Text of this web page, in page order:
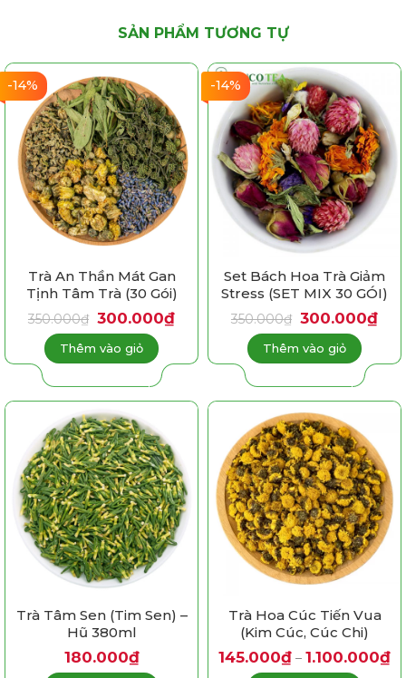
SẢN PHẨM TƯƠNG TỰ
-14%
Trà An Thần Mát Gan
Tịnh Tâm Trà (30 Gói)
350.000₫ Giá
gốc
là:
350.000₫.
300.000₫Giá
300.000₫.
Thêm vào giỏ
-14%
Set Bách Hoa Trà Giảm
Stress (SET MIX 30 GÓI)
350.000₫ Giá
gốc
là:
350.000₫.
300.000₫Giá
Thêm vào giỏ
Trà Tâm Sen (Tim Sen) –
Hũ 380ml
180.000₫
Trà Hoa Cúc Tiến Vua
(Kim Cúc, Cúc Chi)
145.000₫ – 1.100.000₫